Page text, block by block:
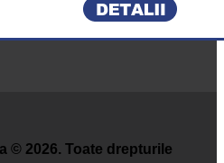
© 2026. Toate drepturile